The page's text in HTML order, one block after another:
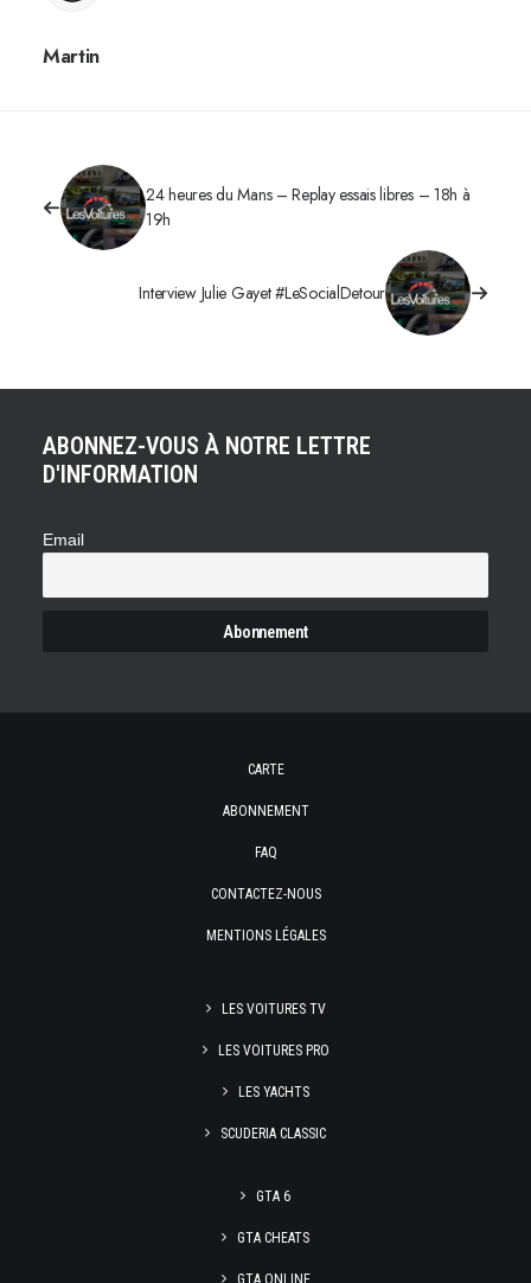
Martin
24 heures du Mans – Replay essais libres – 18h à
19h
Interview Julie Gayet #LeSocialDetour
ABONNEZ-VOUS À NOTRE LETTRE
D'INFORMATION
Email
CARTE
ABONNEMENT
FAQ
CONTACTEZ-NOUS
MENTIONS LÉGALES
LES VOITURES TV
LES VOITURES PRO
LES YACHTS
SCUDERIA CLASSIC
GTA 6
GTA CHEATS
GTA ONLINE